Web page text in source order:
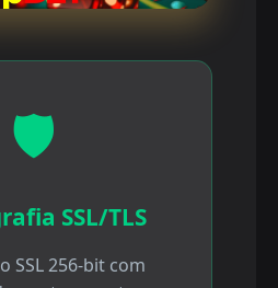
🛡️
SSL/TLS
SSL 256-bit com